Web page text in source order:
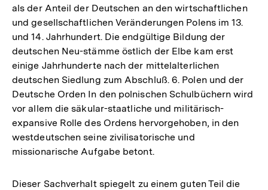
als der Anteil der Deutschen an den wirtschaftlichen
und gesellschaftlichen Veränderungen Polens im 13.
und 14. Jahrhundert. Die endgültige Bildung der
deutschen Neu-stämme östlich der Elbe kam erst
einige Jahrhunderte nach der mittelalterlichen
deutschen Siedlung zum Abschluß. 6. Polen und der
Deutsche Orden In den polnischen Schulbüchern wird
vor allem die säkular-staatliche und militärisch-
expansive Rolle des Ordens hervorgehoben, in den
westdeutschen seine zivilisatorische und
missionarische Aufgabe betont.
Dieser Sachverhalt spiegelt zu einem guten Teil die